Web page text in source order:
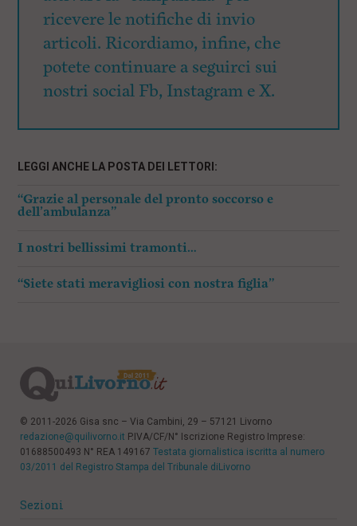
ricevere le notifiche di invio
articoli. Ricordiamo, infine, che
potete continuare a seguirci sui
nostri social Fb, Instagram e X.
LEGGI ANCHE LA POSTA DEI LETTORI:
“Grazie al personale del pronto soccorso e
dell’ambulanza”
I nostri bellissimi tramonti…
“Siete stati meravigliosi con nostra figlia”
© 2011-2026 Gisa snc – Via Cambini, 29 – 57121 Livorno
redazione@quilivorno.it P.IVA/CF/N° Iscrizione Registro Imprese:
01688500493 N° REA 149167 Testata giornalistica iscritta al numero
03/2011 del Registro Stampa del Tribunale diLivorno
Sezioni